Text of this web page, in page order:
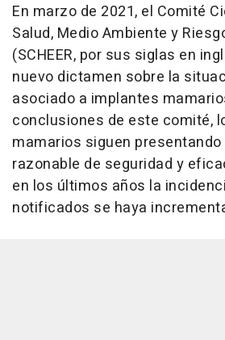
En marzo de 2021, el Comité
Salud, Medio Ambiente y
(SCHEER, por sus siglas en
nuevo dictamen sobre la
asociado a implantes
conclusiones de este comité,
mamarios siguen
razonable de seguridad y
en los últimos años la
notificados se haya